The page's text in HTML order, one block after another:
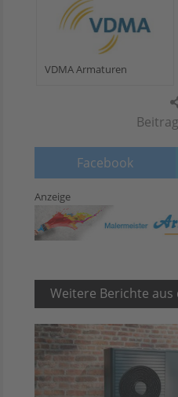
Facebook
VDMA Armaturen
Anzeige
Weitere Berichte aus